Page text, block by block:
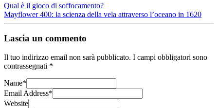
Qual è il gioco di soffocamento?
Mayflower 400: la scienza della vela attraverso l’oceano in 1620
Lascia un commento
Il tuo indirizzo email non sarà pubblicato. I campi obbligatori sono
contrassegnati *
Name*
Email Address*
Website